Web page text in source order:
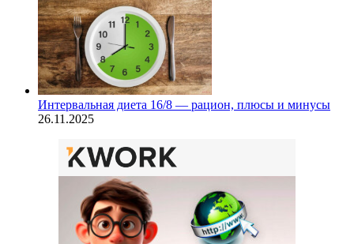
Интервальная диета 16/8 — рацион, плюсы и минусы
26.11.2025